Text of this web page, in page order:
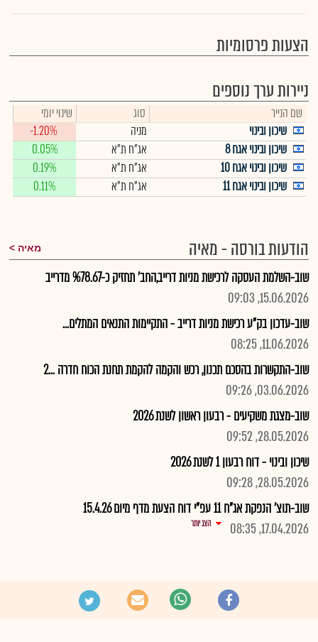
הצעות פרסומיות
ניירות ערך נוספים
שם הנייר סוג
שינוי יומי
שיכון ובינוי
מניה
-1.20%
שיכון ובינוי אגח 8
אג"ח ת"א
0.05%
שיכון ובינוי אגח 10
אג"ח ת"א
0.19%
שיכון ובינוי אגח 11
אג"ח ת"א 0.11%
הודעות בורסה - מאיה מאיה
שוב-השלמת העסקה לרכישת מניות דרייב,החב' תחזיק כ-%78.67 מדרייב
15.06.2026, 09:03
שוב-עדכון בק"ע רכישת מניות דרייב - התקיימות התנאים המתלים...
11.06.2026, 08:25
שוב-התקשרות בהסכם תכנון, רכש והקמה להקמת תחנת הכוח חדרה ...2
03.06.2026, 09:26
שוב-מצגת משקיעים - רבעון ראשון לשנת 2026
28.05.2026, 09:52
שיכון ובינוי - דוח רבעון 1 לשנת 2026
28.05.2026, 09:28
שוב-תוצ' הנפקת אג"ח 11 עפ"י דוח הצעת מדף מיום 15.4.26
17.04.2026, 08:35
הצג יותר